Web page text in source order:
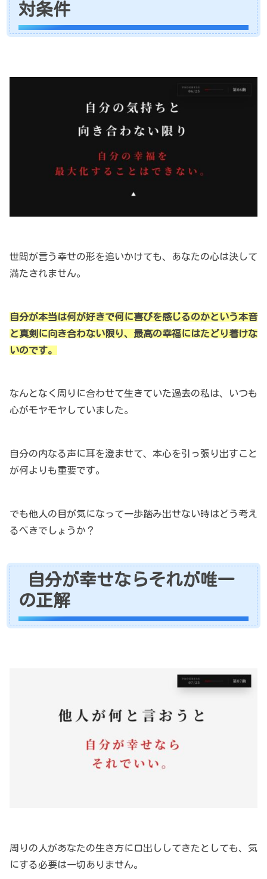
対条件
世間が言う幸せの形を追いかけても、あなたの心は決して
満たされません。
自分が本当は何が好きで何に喜びを感じるのかという本音
と真剣に向き合わない限り、最高の幸福にはたどり着けな
いのです。
なんとなく周りに合わせて生きていた過去の私は、いつも
心がモヤモヤしていました。
自分の内なる声に耳を澄ませて、本心を引っ張り出すこと
が何よりも重要です。
でも他人の目が気になって一歩踏み出せない時はどう考え
るべきでしょうか？
自分が幸せならそれが唯一
の正解
周りの人があなたの生き方に口出ししてきたとしても、気
にする必要は一切ありません。